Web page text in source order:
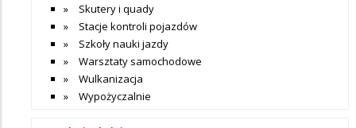
Skutery i quady
Stacje kontroli pojazdów
Szkoły nauki jazdy
Warsztaty samochodowe
Wulkanizacja
Wypożyczalnie